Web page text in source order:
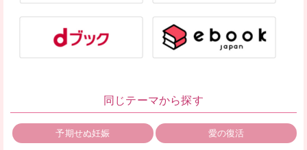
同じテーマから探す
予期せぬ妊娠 愛の復活